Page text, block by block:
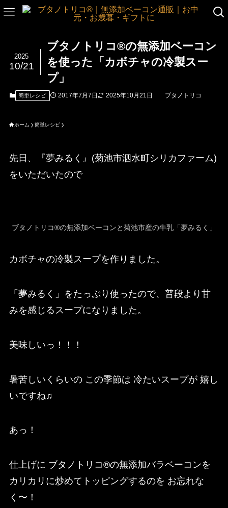
ブタノトリコ®の無添加ベーコン
を使った「カボチャの冷製スー
プ」
2025
10/21
簡単レシピ 2017年7月7日 2025年10月21日 ブタノトリコ
ホーム 簡単レシピ
先日、『夢みるく』(菊池市泗水町シリカファーム)
をいただいたので
ブタノトリコ®の無添加ベーコンと菊池市産の牛乳「夢みるく」
カボチャの冷製スープを作りました。
「夢みるく」をたっぷり使ったので、普段より甘
みを感じるスープになりました。
美味しいっ！！！
暑苦しいくらいの この季節は 冷たいスープが 嬉し
いですね♫
あっ！
仕上げに ブタノトリコ®の無添加バラベーコンを
カリカリに炒めてトッピングするのを お忘れな
く〜！